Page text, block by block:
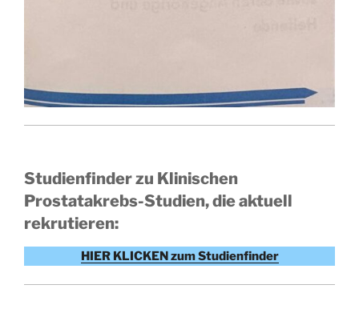
Studienfinder zu Klinischen
Prostatakrebs-Studien, die aktuell
rekrutieren:
HIER KLICKEN zum Studienfinder